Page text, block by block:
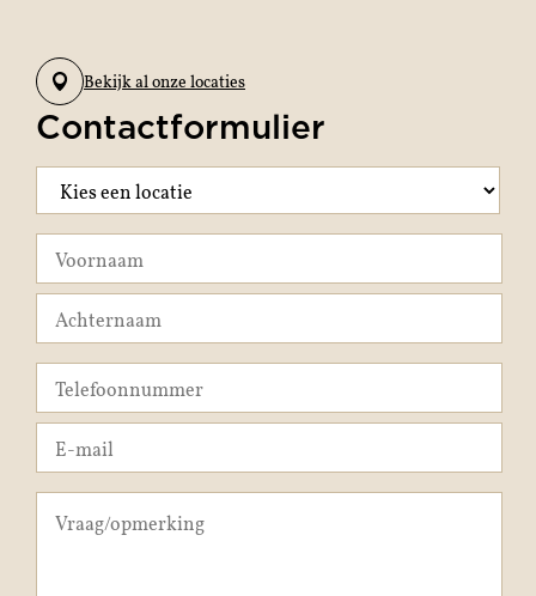
Bekijk al onze locaties
Contactformulier